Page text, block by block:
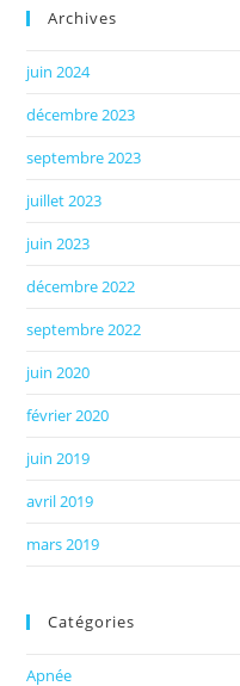
Archives
juin 2024
décembre 2023
septembre 2023
juillet 2023
juin 2023
décembre 2022
septembre 2022
juin 2020
février 2020
juin 2019
avril 2019
mars 2019
Catégories
Apnée